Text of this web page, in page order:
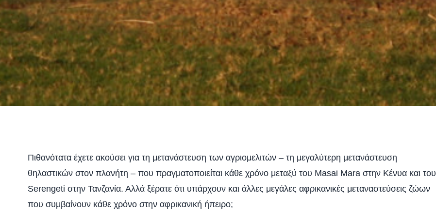
Πιθανότατα έχετε ακούσει για τη μετανάστευση των αγριομελιτών – τη μεγαλύτερη μετανάστευση
θηλαστικών στον πλανήτη – που πραγματοποιείται κάθε χρόνο μεταξύ του Masai Mara στην Κένυα και του
Serengeti στην Τανζανία. Αλλά ξέρατε ότι υπάρχουν και άλλες μεγάλες αφρικανικές μεταναστεύσεις ζώων
που συμβαίνουν κάθε χρόνο στην αφρικανική ήπειρο;